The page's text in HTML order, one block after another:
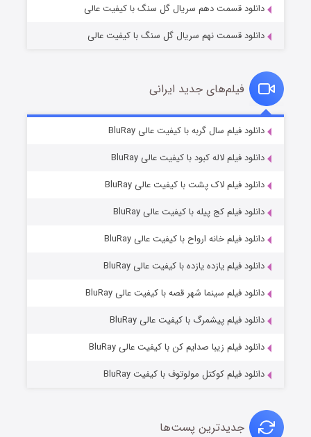
قسمت۲ (زیرنویس) منتشر شد
دانلود قسمت دهم سریال گل سنگ با کیفیت عالی
دانلود قسمت نهم سریال گل سنگ با کیفیت عالی
فیلم‌های جدید ایرانی
دانلود فیلم سال گربه با کیفیت عالی BluRay
دانلود فیلم لاله کبود با کیفیت عالی BluRay
دانلود فیلم لاک پشت با کیفیت عالی BluRay
دانلود فیلم کج‌ پیله با کیفیت عالی BluRay
دانلود فیلم خانه ارواح با کیفیت عالی BluRay
دانلود فیلم یازده یازده با کیفیت عالی BluRay
دانلود فیلم سینما شهر قصه با کیفیت عالی BluRay
دانلود فیلم پیشمرگ با کیفیت عالی BluRay
دانلود فیلم زیبا صدایم کن با کیفیت عالی BluRay
دانلود فیلم کوکتل مولوتوف با کیفیت BluRay
جدیدترین پست‌ها